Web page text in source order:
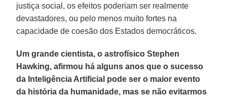
justiça social, os efeitos poderiam ser realmente
devastadores, ou pelo menos muito fortes na
capacidade de coesão dos Estados democráticos.
Um grande cientista, o astrofísico Stephen
Hawking, afirmou há alguns anos que o sucesso
da Inteligência Artificial pode ser o maior evento
da história da humanidade, mas se não evitarmos